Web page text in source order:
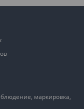
маркировка,